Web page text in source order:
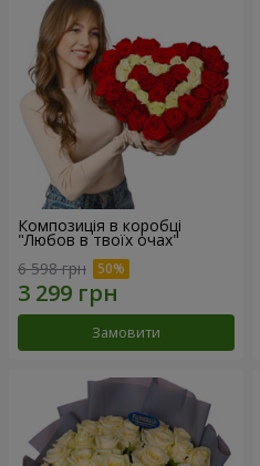
Композиція в коробці
"Любов в твоїх очах"
6 598 грн
Замовити